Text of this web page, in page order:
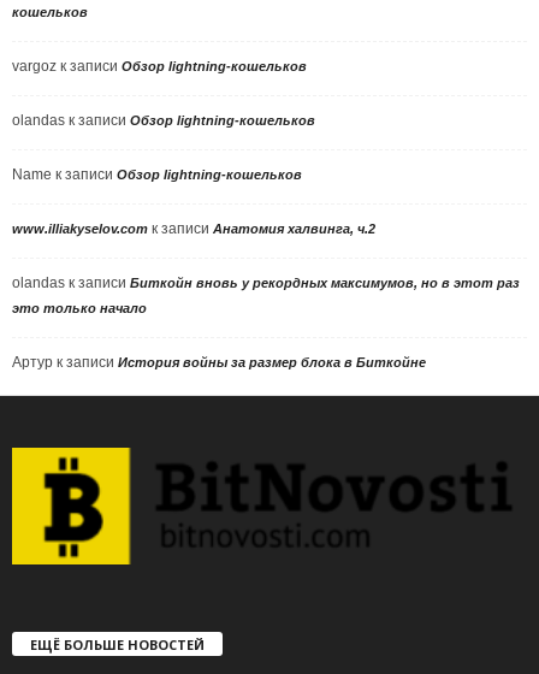
кошельков
vargoz к записи Обзор lightning-кошельков
olandas к записи Обзор lightning-кошельков
Name к записи Обзор lightning-кошельков
www.illiakyselov.com к записи Анатомия халвинга, ч.2
olandas к записи Биткойн вновь у рекордных максимумов, но в этот раз
это только начало
Артур к записи История войны за размер блока в Биткойне
ЕЩЁ БОЛЬШЕ НОВОСТЕЙ